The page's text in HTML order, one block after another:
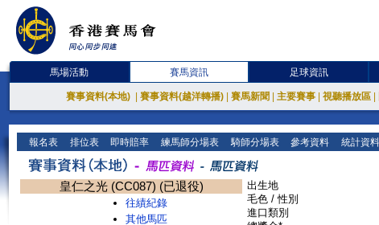
馬場活動 賽馬資訊 足球資訊
賽事資料(本地) 賽事資料(越洋轉播) 賽馬新聞 主要賽事 視聽播放區
報名表 排位表 即時賠率 練馬師分場表 騎師分場表 參考資料 統計資料
皇仁之光 (CC087) (已退役)
往績紀錄
其他馬匹
出生地
毛色 / 性別
進口類別